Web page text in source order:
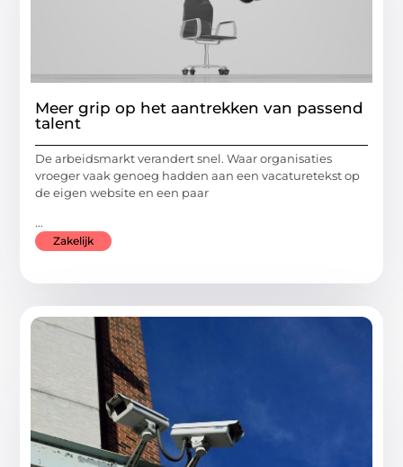
Meer grip op het aantrekken van passend
talent
De arbeidsmarkt verandert snel. Waar organisaties
vroeger vaak genoeg hadden aan een vacaturetekst op
de eigen website en een paar
...
Zakelijk